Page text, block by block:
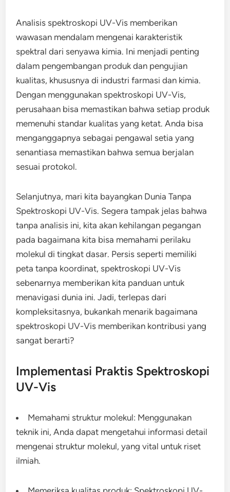
Analisis spektroskopi UV-Vis memberikan
wawasan mendalam mengenai karakteristik
spektral dari senyawa kimia. Ini menjadi penting
dalam pengembangan produk dan pengujian
kualitas, khususnya di industri farmasi dan kimia.
Dengan menggunakan spektroskopi UV-Vis,
perusahaan bisa memastikan bahwa setiap produk
memenuhi standar kualitas yang ketat. Anda bisa
menganggapnya sebagai pengawal setia yang
senantiasa memastikan bahwa semua berjalan
sesuai protokol.
Selanjutnya, mari kita bayangkan Dunia Tanpa
Spektroskopi UV-Vis. Segera tampak jelas bahwa
tanpa analisis ini, kita akan kehilangan pegangan
pada bagaimana kita bisa memahami perilaku
molekul di tingkat dasar. Persis seperti memiliki
peta tanpa koordinat, spektroskopi UV-Vis
sebenarnya memberikan kita panduan untuk
menavigasi dunia ini. Jadi, terlepas dari
kompleksitasnya, bukankah menarik bagaimana
spektroskopi UV-Vis memberikan kontribusi yang
sangat berarti?
Implementasi Praktis Spektroskopi
UV-Vis
Memahami struktur molekul: Menggunakan
teknik ini, Anda dapat mengetahui informasi detail
mengenai struktur molekul, yang vital untuk riset
ilmiah.